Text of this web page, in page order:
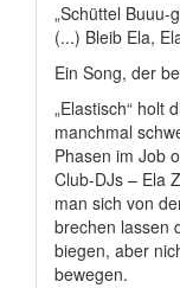
„Schüttel Buuu-
(...) Bleib Ela,
Ein Song, der
„Elastisch“ holt
manchmal
Phasen im Job
Club-DJs – Ela
man sich von
brechen lassen
biegen, aber
bewegen.